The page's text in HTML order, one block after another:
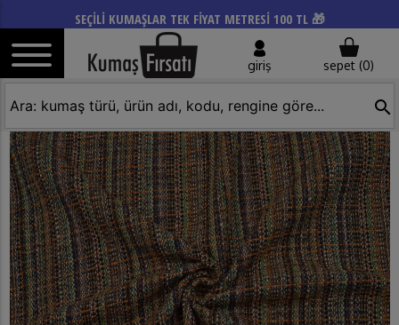
SEÇİLİ KUMAŞLAR TEK FİYAT METRESİ 100 TL 🎁
giriş sepet (0)
search